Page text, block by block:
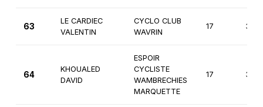
63
LE CARDIEC
VALENTIN
CYCLO CLUB
WAVRIN
17
64
KHOUALED
DAVID
ESPOIR
CYCLISTE
WAMBRECHIES
MARQUETTE
17